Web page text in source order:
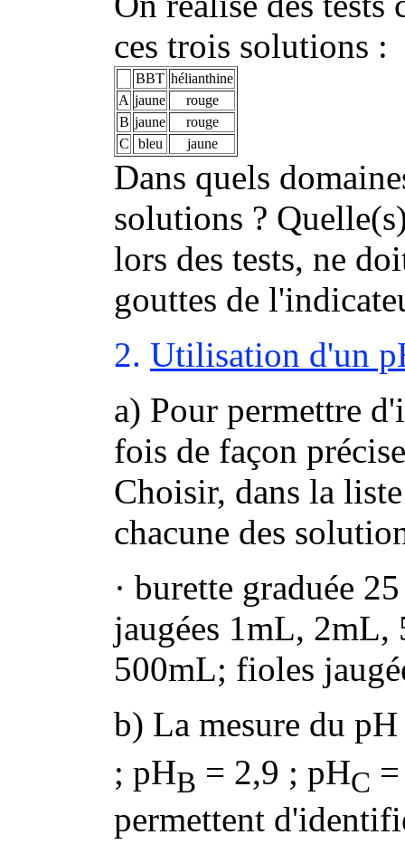
ces trois solutions :
BBT hélianthine
A jaune
rouge
B jaune
rouge
C
bleu jaune
Dans quels
solutions ?
lors des tests, ne
gouttes de
2. Utilisation d'un
a) Pour permettre
fois de façon
Choisir, dans la
chacune des
· burette graduée
jaugées 1mL,
500mL; fioles
b) La mesure du
; pHB = 2,9 ; pHC
permettent